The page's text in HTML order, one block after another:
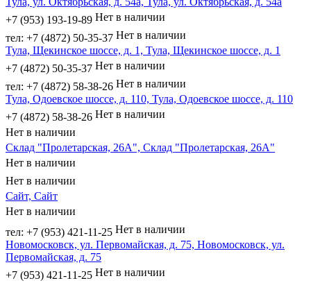
+7 (953) 193-19-89 Нет в наличии
тел: +7 (4872) 50-35-37 Нет в наличии
Тула, Щекинское шоссе, д. 1, Тула, Щекинское шоссе, д. 1
+7 (4872) 50-35-37 Нет в наличии
тел: +7 (4872) 58-38-26 Нет в наличии
Тула, Одоевское шоссе, д. 110, Тула, Одоевское шоссе, д. 110
+7 (4872) 58-38-26 Нет в наличии
Нет в наличии
Склад "Пролетарская, 26А", Склад "Пролетарская, 26А"
Нет в наличии
Нет в наличии
Сайт, Сайт
Нет в наличии
тел: +7 (953) 421-11-25 Нет в наличии
Новомосковск, ул. Первомайская, д. 75, Новомосковск, ул.
Первомайская, д. 75
+7 (953) 421-11-25 Нет в наличии